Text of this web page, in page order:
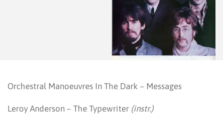
Orchestral Manoeuvres In The Dark – Messages
Leroy Anderson – The Typewriter (instr.)